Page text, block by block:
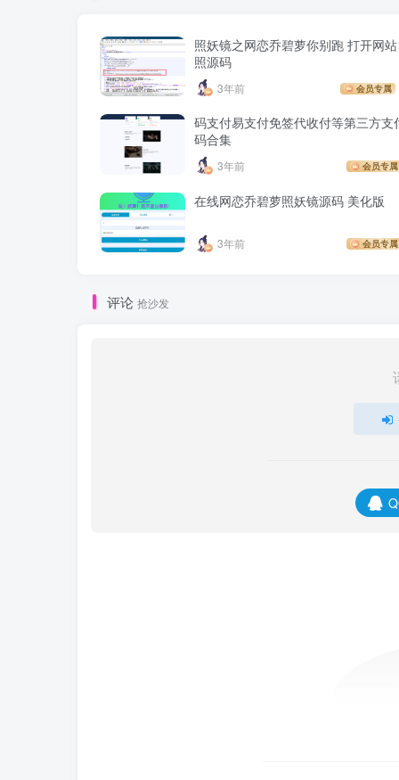
照妖镜之网恋乔碧萝你别跑 打开网
照源码
3年前 会员专属
码支付易支付免签代收付等第三方支
码合集
3年前 会员专属
在线网恋乔碧萝照妖镜源码 美化版
3年前 会员专属
评论 抢沙发